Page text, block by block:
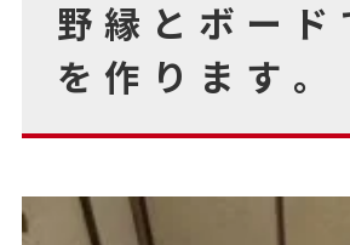
野縁とボード
を作ります。